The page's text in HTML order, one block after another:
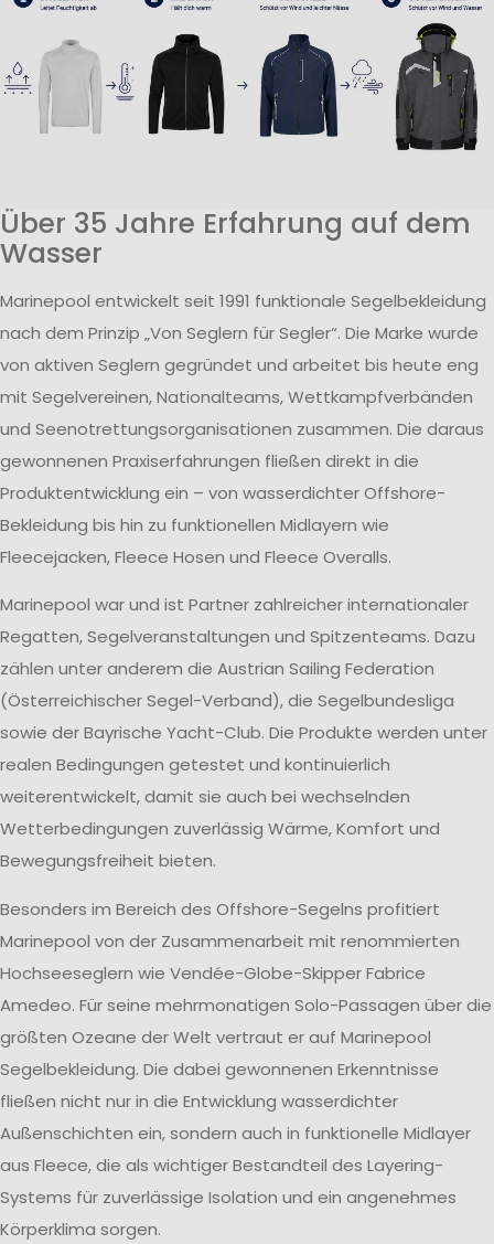
Über 35 Jahre Erfahrung auf dem
Wasser
Marinepool entwickelt seit 1991 funktionale Segelbekleidung
nach dem Prinzip „Von Seglern für Segler“. Die Marke wurde
von aktiven Seglern gegründet und arbeitet bis heute eng
mit Segelvereinen, Nationalteams, Wettkampfverbänden
und Seenotrettungsorganisationen zusammen. Die daraus
gewonnenen Praxiserfahrungen fließen direkt in die
Produktentwicklung ein – von wasserdichter Offshore-
Bekleidung bis hin zu funktionellen Midlayern wie
Fleecejacken, Fleece Hosen und Fleece Overalls.
Marinepool war und ist Partner zahlreicher internationaler
Regatten, Segelveranstaltungen und Spitzenteams. Dazu
zählen unter anderem die Austrian Sailing Federation
(Österreichischer Segel-Verband), die Segelbundesliga
sowie der Bayrische Yacht-Club. Die Produkte werden unter
realen Bedingungen getestet und kontinuierlich
weiterentwickelt, damit sie auch bei wechselnden
Wetterbedingungen zuverlässig Wärme, Komfort und
Bewegungsfreiheit bieten.
Besonders im Bereich des Offshore-Segelns profitiert
Marinepool von der Zusammenarbeit mit renommierten
Hochseeseglern wie Vendée-Globe-Skipper Fabrice
Amedeo. Für seine mehrmonatigen Solo-Passagen über die
größten Ozeane der Welt vertraut er auf Marinepool
Segelbekleidung. Die dabei gewonnenen Erkenntnisse
fließen nicht nur in die Entwicklung wasserdichter
Außenschichten ein, sondern auch in funktionelle Midlayer
aus Fleece, die als wichtiger Bestandteil des Layering-
Systems für zuverlässige Isolation und ein angenehmes
Körperklima sorgen.